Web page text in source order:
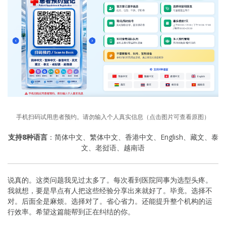
手机扫码试用患者预约。请勿输入个人真实信息（点击图片可查看原图）
支持8种语言：简体中文、繁体中文、香港中文、English、藏文、泰
文、老挝语、越南语
说真的。这类问题我见过太多了。每次看到医院同事为选型头疼。
我就想，要是早点有人把这些经验分享出来就好了。毕竟。选择不
对。后面全是麻烦。选择对了。省心省力。还能提升整个机构的运
行效率。希望这篇能帮到正在纠结的你。